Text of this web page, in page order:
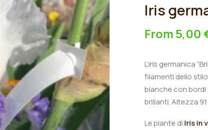
Iris
From 5,00
L’iris germanica
filamenti dello
bianche con bordi
brillanti.Altezza
Le piante di Iris in